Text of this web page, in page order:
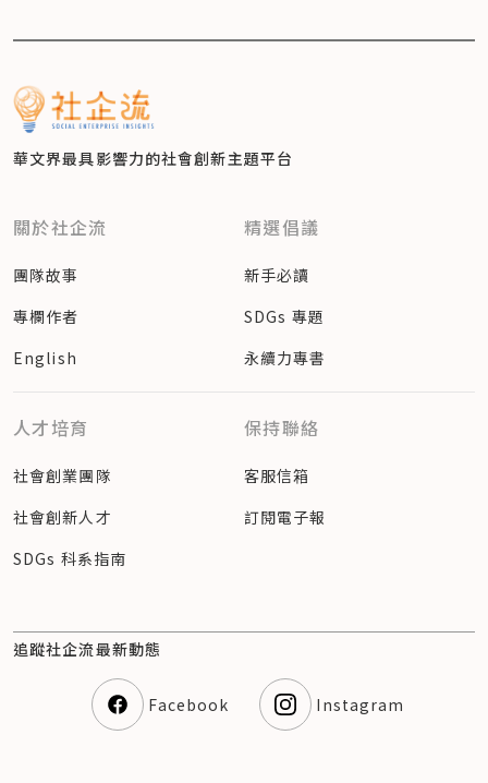
華文界最具影響力的社會創新主題平台
關於社企流
團隊故事
專欄作者
English
精選倡議
新手必讀
SDGs 專題
永續力專書
人才培育
社會創業團隊
社會創新人才
SDGs 科系指南
保持聯絡
客服信箱
訂閱電子報
追蹤社企流最新動態
Facebook Instagram